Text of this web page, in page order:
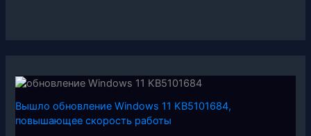
Вышло обновление Windows 11 KB5101684,
повышающее скорость работы